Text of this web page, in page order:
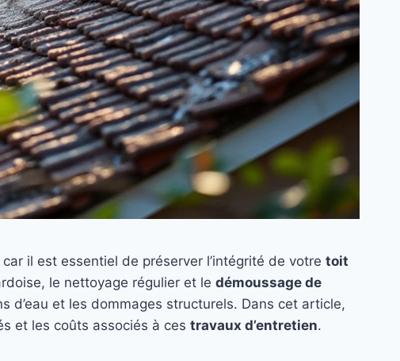
car il est essentiel de préserver l’intégrité de votre toit
le nettoyage régulier et le démoussage de
d’eau et les dommages structurels. Dans cet article,
et les coûts associés à ces travaux d’entretien.